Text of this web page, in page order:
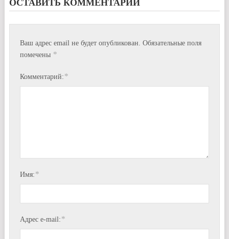
ОСТАВИТЬ КОММЕНТАРИЙ
Ваш адрес email не будет опубликован. Обязательные поля
помечены *
Комментарий: *
Имя: *
Адрес e-mail: *